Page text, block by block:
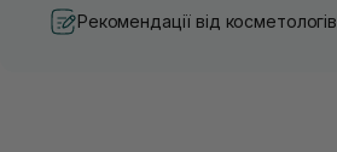
Рекомендації від косметологів